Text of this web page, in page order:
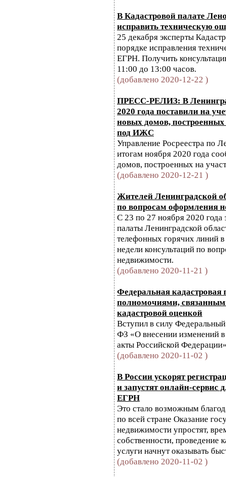
В Кадастровой палате
исправить техническую
25 декабря эксперты
порядке исправления
ЕГРН. Получить
11:00 до 13:00 часов.
(добавлено 2020-12-22 )
ПРЕСС-РЕЛИЗ: В
2020 года поставили на
новых домов,
под ИЖС
Управление Росреестра по
итогам ноября 2020 года
домов, построенных на
(добавлено 2020-12-21 )
Жителей Ленинградской
по вопросам оформления
С 23 по 27 ноября 2020 года
палаты Ленинградской
телефонных горячих линий
недели консультаций по
недвижимости.
(добавлено 2020-11-21 )
Федеральная кадастровая
полномочиями,
кадастровой оценкой
Вступил в силу
ФЗ «О внесении изменений в
акты Российской
(добавлено 2020-11-02 )
В России ускорят
и запустят онлайн-сервис
ЕГРН
Это стало возможным
по всей стране Оказание
недвижимости упростят,
собственности, проведение
услуги начнут оказывать
(добавлено 2020-11-02 )